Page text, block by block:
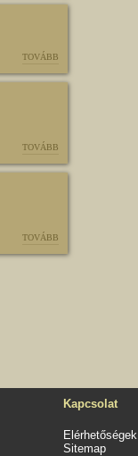
TOVÁBB
TOVÁBB
TOVÁBB
Kapcsolat
Elérhetőségek
Sitemap